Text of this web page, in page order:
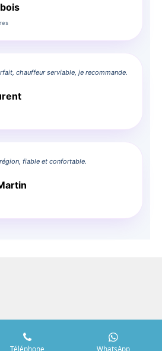
chauffeur serviable, je recommande.
fiable et confortable.
Téléphone WhatsApp